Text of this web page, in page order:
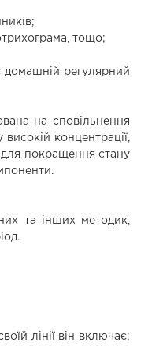
тощо;
домашній регулярний
на сповільнення
концентрації,
для покращення стану
та інших методик,
лінії він включає: